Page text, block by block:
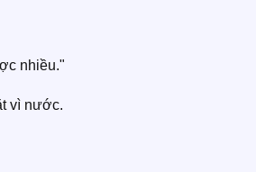
nhiều."
vì nước.